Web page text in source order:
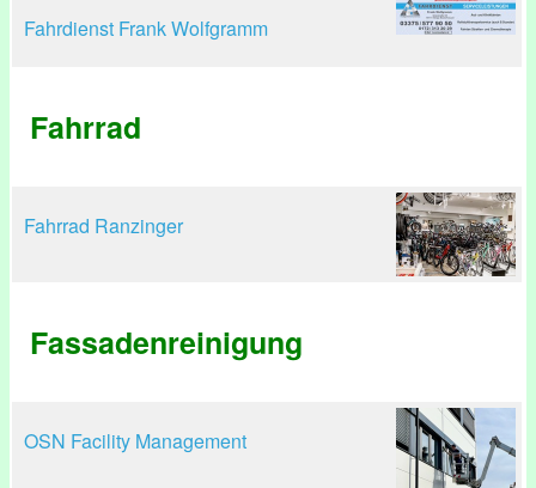
Fahrdienst Frank Wolfgramm
Fahrrad
Fahrrad Ranzinger
Fassadenreinigung
OSN Facility Management